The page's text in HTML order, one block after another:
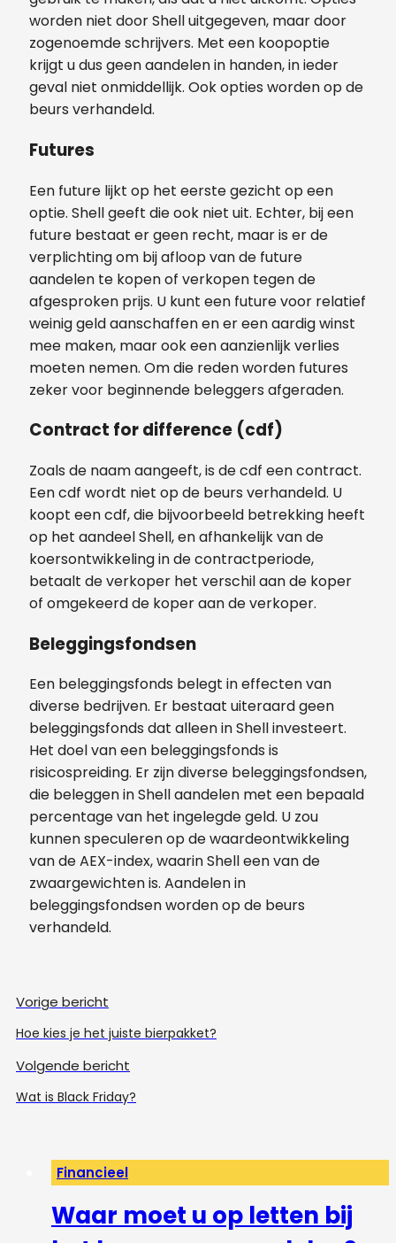
worden niet door Shell uitgegeven, maar door
zogenoemde schrijvers. Met een koopoptie
krijgt u dus geen aandelen in handen, in ieder
geval niet onmiddellijk. Ook opties worden op de
beurs verhandeld.
Futures
Een future lijkt op het eerste gezicht op een
optie. Shell geeft die ook niet uit. Echter, bij een
future bestaat er geen recht, maar is er de
verplichting om bij afloop van de future
aandelen te kopen of verkopen tegen de
afgesproken prijs. U kunt een future voor relatief
weinig geld aanschaffen en er een aardig winst
mee maken, maar ook een aanzienlijk verlies
moeten nemen. Om die reden worden futures
zeker voor beginnende beleggers afgeraden.
Contract for difference (cdf)
Zoals de naam aangeeft, is de cdf een contract.
Een cdf wordt niet op de beurs verhandeld. U
koopt een cdf, die bijvoorbeeld betrekking heeft
op het aandeel Shell, en afhankelijk van de
koersontwikkeling in de contractperiode,
betaalt de verkoper het verschil aan de koper
of omgekeerd de koper aan de verkoper.
Beleggingsfondsen
Een beleggingsfonds belegt in effecten van
diverse bedrijven. Er bestaat uiteraard geen
beleggingsfonds dat alleen in Shell investeert.
Het doel van een beleggingsfonds is
risicospreiding. Er zijn diverse beleggingsfondsen,
die beleggen in Shell aandelen met een bepaald
percentage van het ingelegde geld. U zou
kunnen speculeren op de waardeontwikkeling
van de AEX-index, waarin Shell een van de
zwaargewichten is. Aandelen in
beleggingsfondsen worden op de beurs
verhandeld.
Vorige bericht
Hoe kies je het juiste bierpakket?
Volgende bericht
Wat is Black Friday?
Financieel
Waar moet u op letten bij